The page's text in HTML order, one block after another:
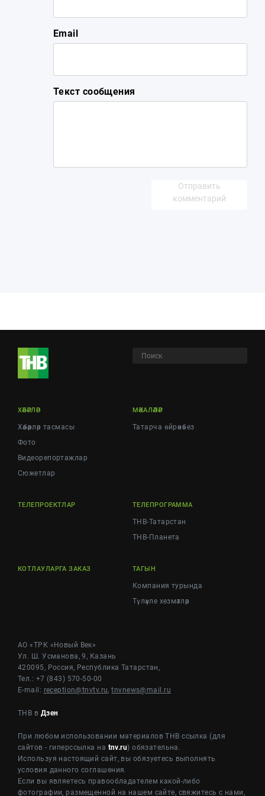
Email
Текст сообщения
Отправить
комментарий
ХӘБӘРЛӘР
Хәбәрләр тасмасы
Фото
Видеорепортажлар
Cюжетлар
МӘКАЛӘЛӘР
Татарча өйрәнәбез
ТЕЛЕПРОЕКТЛАР ТЕЛЕПРОГРАММА
ТНВ-Татарстан
ТНВ-Планета
КОТЛАУЛАРГА ЗАКАЗ ТАГЫН
Компания турында
Түләүле хезмәтләр
АО «ТРК «Новый Век»
Ул. Ш. Усманова, 9, Казань
420095, Россия, Республика Татарстан,
Тел.: +7 (843) 570-50-00
E-mail: reception@tnvtv.ru,tnvnews@mail.ru
ТНВ в Дзен
При любом использовании материалов ТНВ ссылка (для
сайтов - гиперссылка на tnv.ru) обязательна.
Используя настоящий сайт, вы обязуетесь выполнять
условия данного соглашения.
Если вы являетесь правообладателем какой-либо
фотографии, размещенной на нашем сайте, свяжитесь с нами,